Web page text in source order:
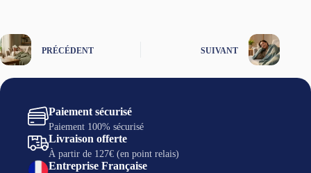
PRÉCÉDENT SUIVANT
Paiement sécurisé
Paiement 100% sécurisé
Livraison offerte
À partir de 127€ (en point relais)
Entreprise Française